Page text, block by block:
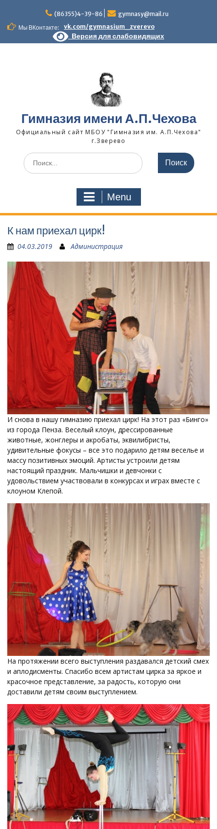
content
(86355)4-39-86
gymnasy@mail.ru
Мы ВКонтакте:
vk.com/gymnasium_zverevo
Версия для слабовидящих
Гимназия имени А.П.Чехова
Официальный сайт МБОУ "Гимназия им. А.П.Чехова"
г.Зверево
Search
for:
Menu
К нам приехал цирк!
04.03.2019 Администрация
И снова в нашу гимназию приехал цирк! На этот раз «Бинго»
из города Пенза. Веселый клоун, дрессированные
животные, жонглеры и акробаты, эквилибристы,
удивительные фокусы – все это подарило детям веселье и
массу позитивных эмоций. Артисты устроили детям
настоящий праздник. Мальчишки и девчонки с
удовольствием участвовали в конкурсах и играх вместе с
клоуном Клепой.
На протяжении всего выступления раздавался детский смех
и аплодисменты. Спасибо всем артистам цирка за яркое и
красочное представление, за радость, которую они
доставили детям своим выступлением.